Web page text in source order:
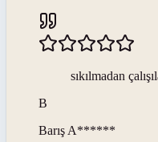
sıkılmadan
B
Barış A******